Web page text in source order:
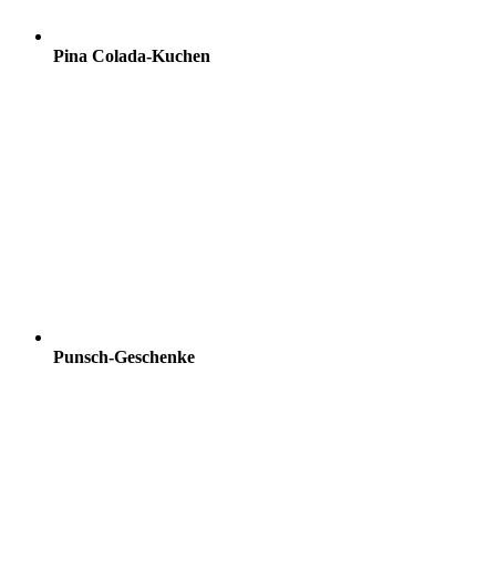
Pina Colada-Kuchen
Punsch-Geschenke